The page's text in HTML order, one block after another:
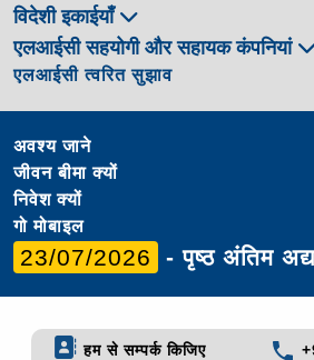
विदेशी इकाईयाँ
एलआईसी सहयोगी और सहायक कंपनियां
एलआईसी त्वरित सुझाव
अवश्य जाने
जीवन बीमा क्यों
निवेश क्यों
गो मोबाइल
23/07/2026 - पृष्ठ अंतिम
हम से सम्पर्क किजिए